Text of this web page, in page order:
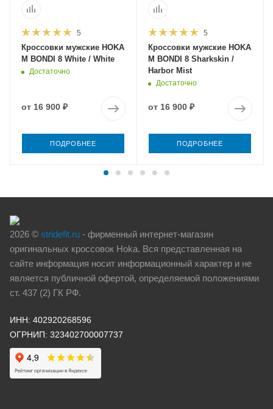
5
Кроссовки мужские HOKA
M BONDI 8 White / White
Достаточно
от 16 900 ₽
ПОДРОБНЕЕ
5
Кроссовки мужские HOKA
M BONDI 8 Sharkskin /
Harbor Mist
Достаточно
от 16 900 ₽
ПОДРОБНЕЕ
2026 © stridefit.ru - фирменный интернет-магазин
оригинальных кроссовок Hoka. Вся представленная на
сайте информация носит информационный характер и не
является публичной офертой, определяемой положениями
ст. 437 (2) ГК РФ.
ИНН: 402920268596
ОГРНИП: 323402700007737